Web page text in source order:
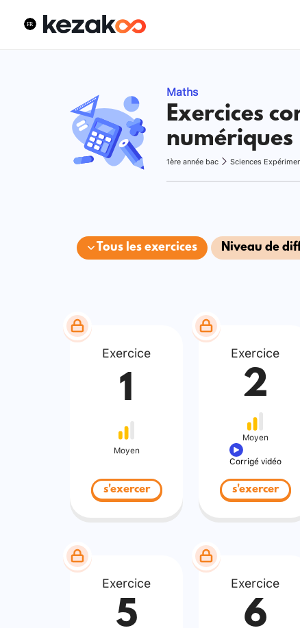
Maths
Exercices
numériques
1ère année bac Sciences
Tous les exercices Niveau de
Exercice
1
Moyen
s'exercer
Exercice
2
Moyen
Corrigé vidéo
s'exercer
Exercice
5
Exercice
6